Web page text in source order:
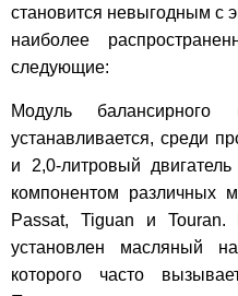
становится невыгодным с
наиболее
следующие:
Модуль
устанавливается, среди
и 2,0-литровый
компонентом различных
Passat, Tiguan и
установлен масляный
которого часто